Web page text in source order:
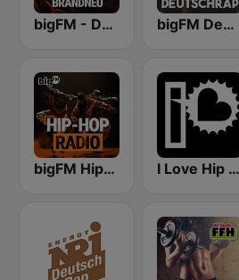
bigFM - Deutschrap rasiert brandeu bigFM Deutschrap
bigFM Hip-Hop Radio I Love Hip Hop